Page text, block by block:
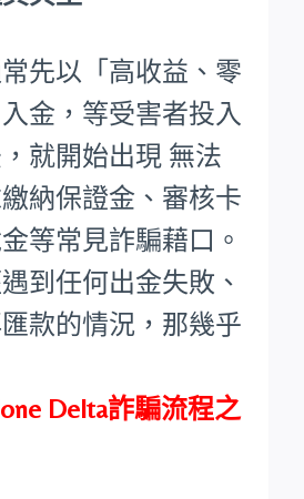
先以「高收益、零
金，等受害者投入
就開始出現 無法
納保證金、審核卡
等常見詐騙藉口。
到任何出金失敗、
款的情況，那幾乎
Delta詐騙流程之